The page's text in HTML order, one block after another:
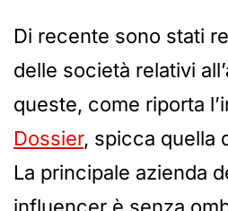
Di recente sono stati
delle società relativi
queste, come riporta
Dossier, spicca quella
La principale azienda